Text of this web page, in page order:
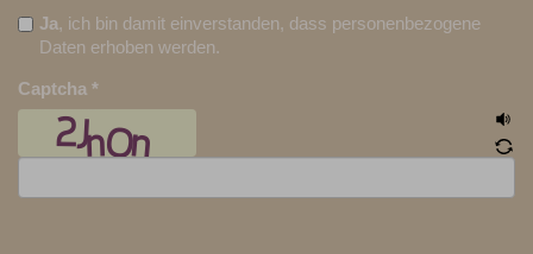
Ja, ich bin damit einverstanden, dass personenbezogene
Daten erhoben werden.
Captcha *